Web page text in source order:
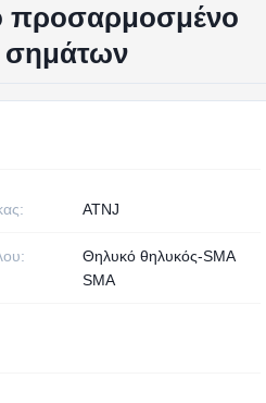
προσαρμοσμένο
σημάτων
ATNJ
Θηλυκό θηλυκός-SMA
SMA